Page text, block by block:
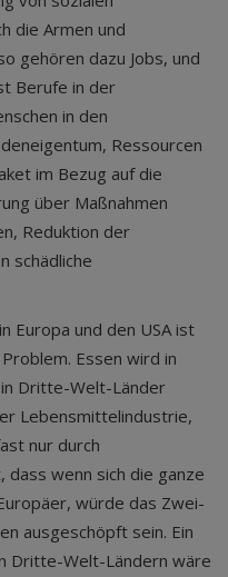
die Armen und
gehören dazu Jobs, und
Berufe in der
in den
Ressourcen
im Bezug auf die
über Maßnahmen
Reduktion der
schädliche
Europa und den USA ist
Essen wird in
Dritte-Welt-Länder
Lebensmittelindustrie,
nur durch
wenn sich die ganze
würde das Zwei-
ausgeschöpft sein. Ein
Dritte-Welt-Ländern wäre